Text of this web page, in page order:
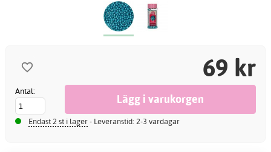
69 kr
Antal:
Endast 2 st i lager- Leveranstid: 2-3 vardagar